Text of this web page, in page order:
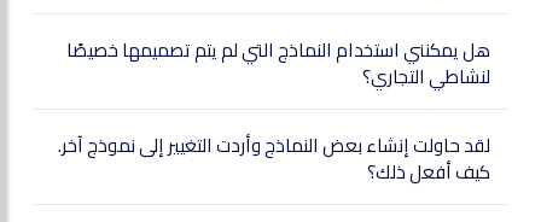
هل يمكنني استخدام النماذج التي لم يتم تصميمها خصيصًا
لنشاطي التجاري؟
لقد حاولت إنشاء بعض النماذج وأردت التغيير إلى نموذج آخر.
كيف أفعل ذلك؟